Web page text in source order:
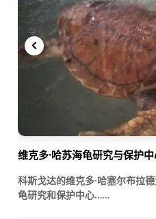
维克多·哈苏海龟研究与保护
科斯戈达的维克多·哈塞尔布拉
龟研究和保护中心……